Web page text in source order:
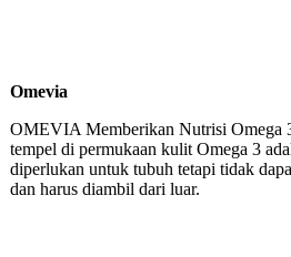
Omevia
OMEVIA Memberikan Nutrisi Omega
tempel di permukaan kulit Omega 3
diperlukan untuk tubuh tetapi tidak
dan harus diambil dari luar.